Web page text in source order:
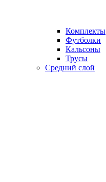
Комплекты
Футболки
Кальсоны
Трусы
Средний слой